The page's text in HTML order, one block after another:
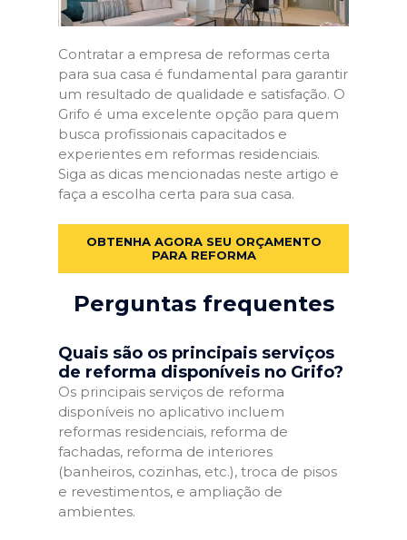
Contratar a empresa de reformas certa
para sua casa é fundamental para garantir
um resultado de qualidade e satisfação. O
Grifo é uma excelente opção para quem
busca profissionais capacitados e
experientes em reformas residenciais.
Siga as dicas mencionadas neste artigo e
faça a escolha certa para sua casa.
OBTENHA AGORA SEU ORÇAMENTO
PARA REFORMA
Perguntas frequentes
Quais são os principais serviços
de reforma disponíveis no Grifo?
Os principais serviços de reforma
disponíveis no aplicativo incluem
reformas residenciais, reforma de
fachadas, reforma de interiores
(banheiros, cozinhas, etc.), troca de pisos
e revestimentos, e ampliação de
ambientes.